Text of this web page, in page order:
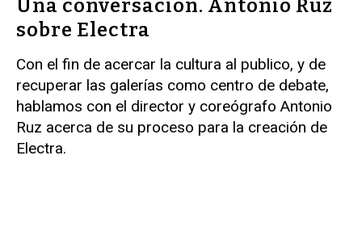
Una conversación. Antonio Ruz
sobre Electra
Con el fin de acercar la cultura al publico, y de
recuperar las galerías como centro de debate,
hablamos con el director y coreógrafo Antonio
Ruz acerca de su proceso para la creación de
Electra.